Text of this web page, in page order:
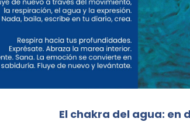
El chakra del agua: en